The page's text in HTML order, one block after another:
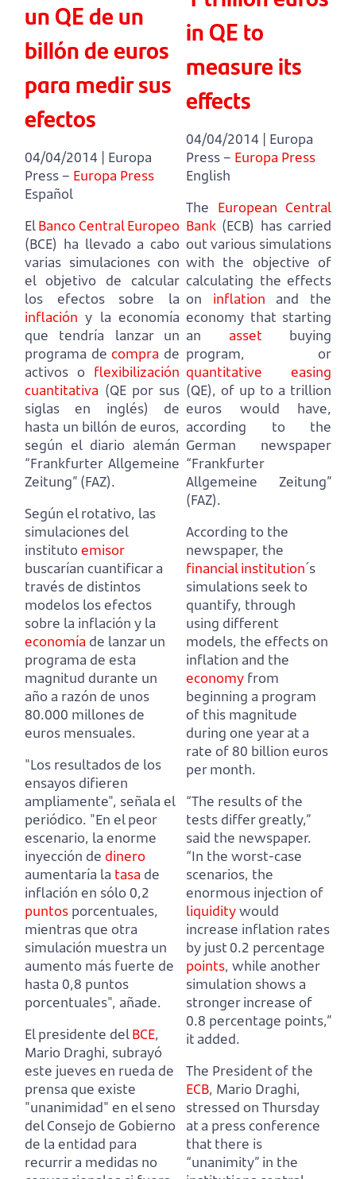
un QE de un
billón de euros
para medir sus
efectos
04/04/2014 | Europa
Press – Europa Press
Español
ElBanco Central Europeo
(BCE) ha llevado a cabo
varias simulaciones con
el objetivo de calcular
los efectos sobre la
inflación y la economía
que tendría lanzar un
programa decompra de
activos o flexibilización
cuantitativa (QE por sus
siglas en inglés) de
hasta un billón de euros,
según el diario alemán
“Frankfurter Allgemeine
Zeitung” (FAZ).
Según el rotativo, las
simulaciones del
instituto emisor
buscarían cuantificar a
través de distintos
modelos los efectos
sobre la inflación y la
economía de lanzar un
programa de esta
magnitud durante un
año a razón de unos
80.000 millones de
euros mensuales.
"Los resultados de los
ensayos difieren
ampliamente", señala el
periódico. "En el peor
escenario, la enorme
inyección de dinero
aumentaría la tasa de
inflación en sólo 0,2
puntos porcentuales,
mientras que otra
simulación muestra un
aumento más fuerte de
hasta 0,8 puntos
porcentuales", añade.
El presidente delBCE,
Mario Draghi, subrayó
este jueves en rueda de
prensa que existe
"unanimidad" en el seno
del Consejo de Gobierno
de la entidad para
recurrir a medidas no
in QE to
measure its
effects
04/04/2014 | Europa
Press – Europa Press
English
The European Central
Bank (ECB) has carried
out various simulations
with the objective of
calculating the effects
on inflation and the
economy that starting
an asset buying
program, or
quantitative easing
(QE), of up to a trillion
euros would have,
according to the
German newspaper
“Frankfurter
Allgemeine Zeitung”
(FAZ).
According to the
newspaper, the
financial institution´s
simulations seek to
quantify, through
using different
models, the effects on
inflation and the
economy from
beginning a program
of this magnitude
during one year at a
rate of 80 billion euros
per month.
“The results of the
tests differ greatly,”
said the newspaper.
“In the worst-case
scenarios, the
enormous injection of
liquiditywould
increase inflation rates
by just 0.2 percentage
points, while another
simulation shows a
stronger increase of
0.8 percentage points,”
it added.
The President of the
ECB, Mario Draghi,
stressed on Thursday
at a press conference
that there is
“unanimity” in the